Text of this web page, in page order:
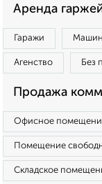
Аренда
Гаражи
Агенство Без
Продажа
Офисное
Помещение
Складское